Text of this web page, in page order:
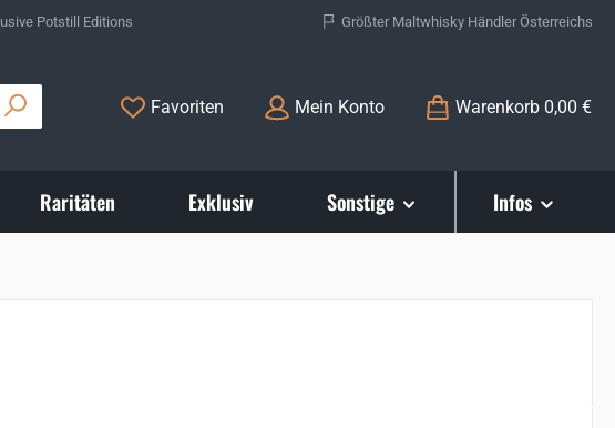
Potstill Editions Größter Maltwhisky Händler Österreichs
Favoriten Du hast 0 Produkte auf dem Merkzettel
Mein Konto Warenkorb 0,00 €
Raritäten Exklusiv Sonstige Infos